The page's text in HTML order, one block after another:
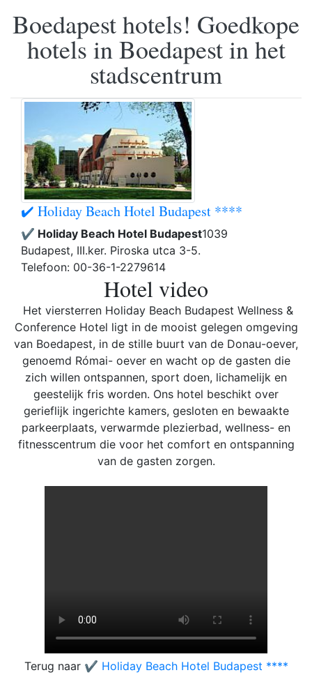
Boedapest hotels! Goedkope
hotels in Boedapest in het
stadscentrum
✔️ Holiday Beach Hotel Budapest ****
✔️ Holiday Beach Hotel Budapest1039
Budapest, III.ker. Piroska utca 3-5.
Telefoon: 00-36-1-2279614
Hotel video
Het viersterren Holiday Beach Budapest Wellness &
Conference Hotel ligt in de mooist gelegen omgeving
van Boedapest, in de stille buurt van de Donau-oever,
genoemd Római- oever en wacht op de gasten die
zich willen ontspannen, sport doen, lichamelijk en
geestelijk fris worden. Ons hotel beschikt over
gerieflijk ingerichte kamers, gesloten en bewaakte
parkeerplaats, verwarmde plezierbad, wellness- en
fitnesscentrum die voor het comfort en ontspanning
van de gasten zorgen.
Terug naar ✔️ Holiday Beach Hotel Budapest ****